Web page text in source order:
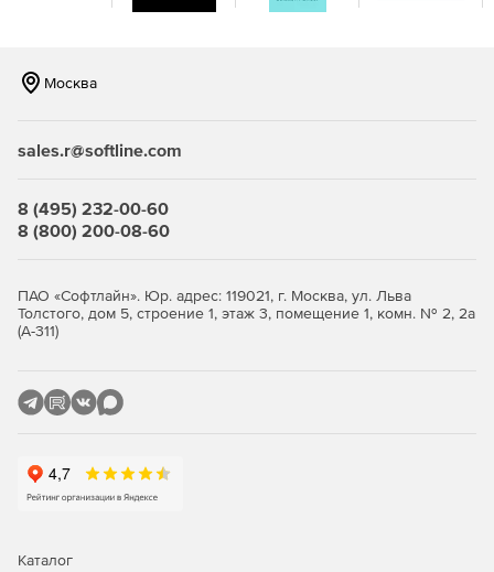
Артефакты, созданные с помощью SQL Change
Automation, полностью поддерживают изменения данных,
Просмотр и утверждение изменений базы данных
Автоматизация изменений SQL включает этап проверки,
который интегрируется с инструментом
предупреждения, если есть вероятность потери данных.
Точный скрипт, необходимый для автоматизации
SQL Change Automation создает скрипт для обновления
управления релизами.
Москва
sales.r@softline.com
8 (495) 232-00-60
8 (800) 200-08-60
ПАО «Софтлайн». Юр. адрес: 119021, г. Москва, ул. Льва
Толстого, дом 5, строение 1, этаж 3, помещение 1, комн. № 2, 2а
(А-311)
Каталог